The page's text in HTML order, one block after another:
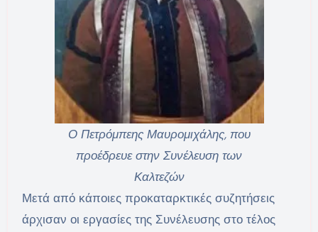
Ο Πετρόμπεης Μαυρομιχάλης, που
προέδρευε στην Συνέλευση των
Καλτεζών
Μετά από κάποιες προκαταρκτικές συζητήσεις
άρχισαν οι εργασίες της Συνέλευσης στο τέλος